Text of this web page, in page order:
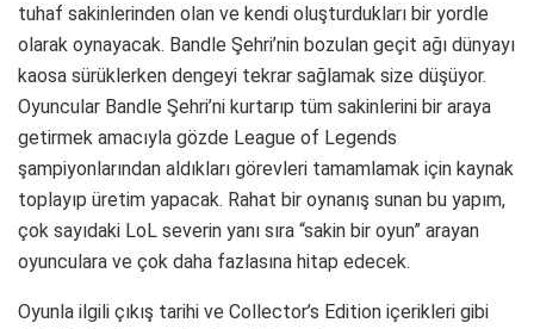
tuhaf sakinlerinden olan ve kendi oluşturdukları bir yordle
olarak oynayacak. Bandle Şehri’nin bozulan geçit ağı dünyayı
kaosa sürüklerken dengeyi tekrar sağlamak size düşüyor.
Oyuncular Bandle Şehri’ni kurtarıp tüm sakinlerini bir araya
getirmek amacıyla gözde League of Legends
şampiyonlarından aldıkları görevleri tamamlamak için kaynak
toplayıp üretim yapacak. Rahat bir oynanış sunan bu yapım,
çok sayıdaki LoL severin yanı sıra “sakin bir oyun” arayan
oyunculara ve çok daha fazlasına hitap edecek.
Oyunla ilgili çıkış tarihi ve Collector’s Edition içerikleri gibi